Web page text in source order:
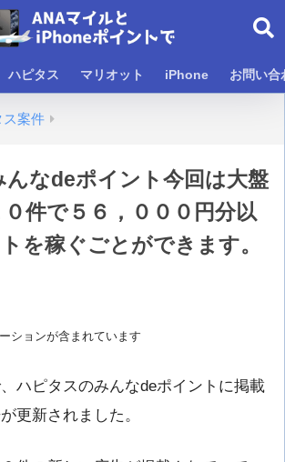
ハピタス マリオット iPhone お問い合
ス案件
んなdeポイント今回は大盤
件で５６，０００円分以
を稼ぐごとができます。
ションが含まれています
ハピタスのみんなdeポイントに掲載
更新されました。